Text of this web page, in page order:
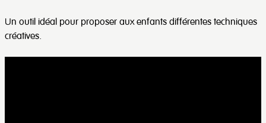
Un outil idéal pour proposer aux enfants différentes techniques
créatives.